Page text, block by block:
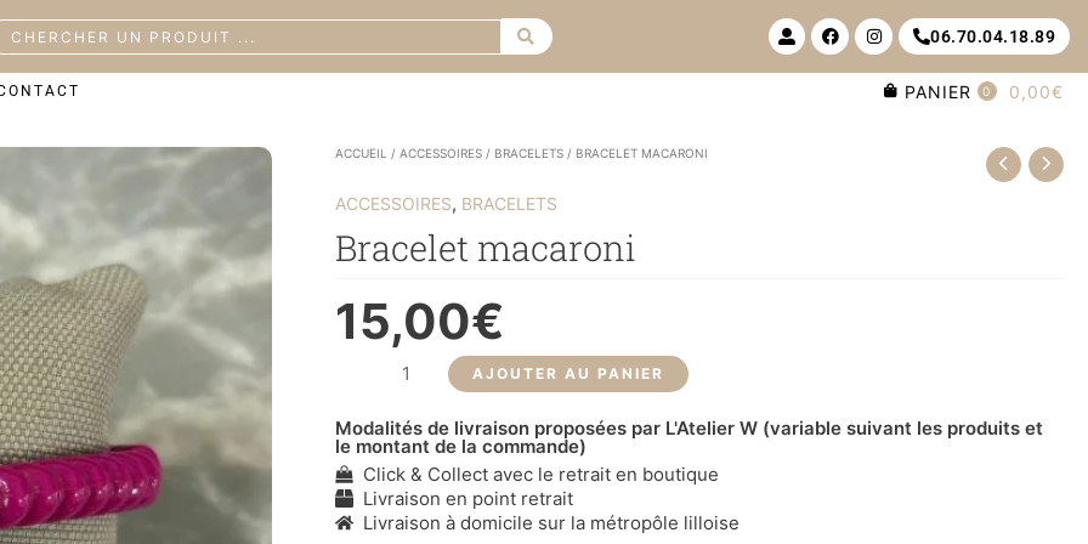
U
s
e
r
F
a
c
e
I
n
s
t
06.70.04.18.89
PANIER 0 0,00€
ACCUEIL /ACCESSOIRES / BRACELETS / BRACELET MACARONI
ACCESSOIRES, BRACELETS
Bracelet macaroni
15,00€
quantité
Bracelet
macaroni
AJOUTER AU PANIER
Modalités de livraison proposées par L'Atelier W (variable suivant les produits et
le montant de la commande)
Click & Collect avec le retrait en boutique
Livraison en point retrait
Livraison à domicile sur la métropôle lilloise